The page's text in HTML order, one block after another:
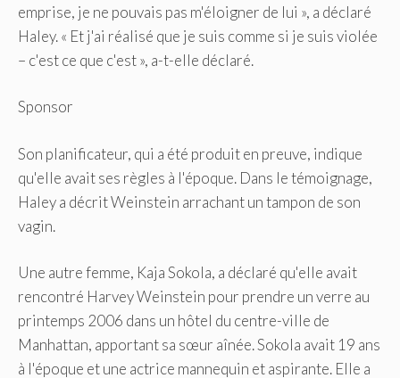
emprise, je ne pouvais pas m'éloigner de lui », a déclaré
Haley. « Et j'ai réalisé que je suis comme si je suis violée
– c'est ce que c'est », a-t-elle déclaré.
Sponsor
Son planificateur, qui a été produit en preuve, indique
qu'elle avait ses règles à l'époque. Dans le témoignage,
Haley a décrit Weinstein arrachant un tampon de son
vagin.
Une autre femme, Kaja Sokola, a déclaré qu'elle avait
rencontré Harvey Weinstein pour prendre un verre au
printemps 2006 dans un hôtel du centre-ville de
Manhattan, apportant sa sœur aînée. Sokola avait 19 ans
à l'époque et une actrice mannequin et aspirante. Elle a